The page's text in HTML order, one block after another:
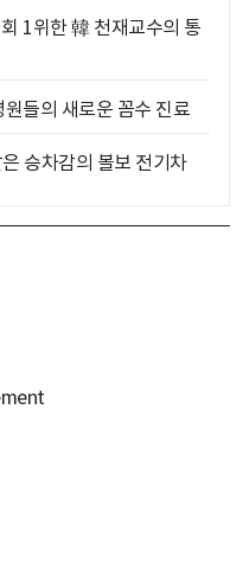
1위한 韓 천재교수의 통
들의 새로운 꼼수 진료
승차감의 볼보 전기차